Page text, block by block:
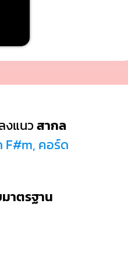
งแนวสากล
F#m, คอร์ด
าตรฐาน